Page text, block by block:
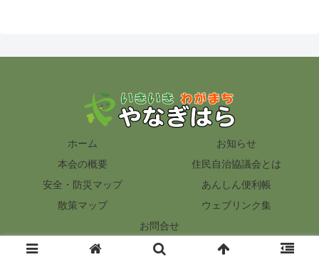
ホーム
お知らせ
本会の概要
住民自治協議会とは
安全・防災マップ
あんしん便利帳
散策マップ
ウェブリンク集
お問合せ
© 2012 いきいき わがまち『やなぎはら』.